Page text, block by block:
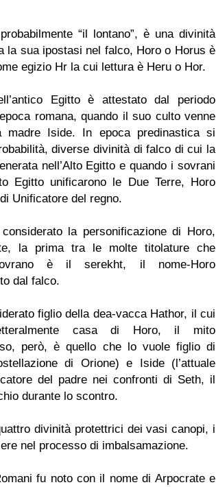
“il lontano”, è una divinità
la sua ipostasi nel falco, Horo o Horus è
egizio Hr la cui lettura è Heru o Hor.
Egitto è attestato dal periodo
romana, quando il suo culto venne
madre Iside. In epoca predinastica si
diverse divinità di falco di cui la
nell’Alto Egitto e quando i sovrani
Egitto unificarono le Due Terre, Horo
Unificatore del regno.
la personificazione di Horo,
la prima tra le molte titolature che
è il serekht, il nome-Horo
dal falco.
figlio della dea-vacca Hathor, il cui
casa di Horo, il mito
però, è quello che lo vuole figlio di
di Orione) e Iside (l’attuale
del padre nei confronti di Seth, il
durante lo scontro.
divinità protettrici dei vasi canopi, i
nel processo di imbalsamazione.
fu noto con il nome di Arpocrate e